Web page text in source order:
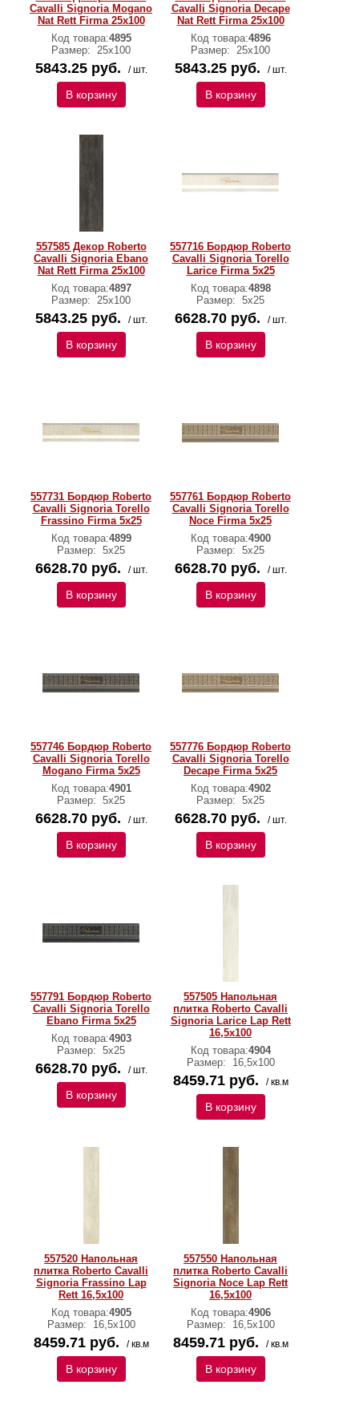
Cavalli Signoria Mogano
Nat Rett Firma 25x100
Код товара:4895
Размер: 25x100
5843.25 руб. / шт.
В корзину
Cavalli Signoria Decape
Nat Rett Firma 25x100
Код товара:4896
Размер: 25x100
5843.25 руб. / шт.
В корзину
557585 Декор Roberto
Cavalli Signoria Ebano
Nat Rett Firma 25x100
Код товара:4897
Размер: 25x100
5843.25 руб. / шт.
В корзину
557716 Бордюр Roberto
Cavalli Signoria Torello
Larice Firma 5x25
Код товара:4898
Размер: 5x25
6628.70 руб. / шт.
В корзину
557731 Бордюр Roberto
Cavalli Signoria Torello
Frassino Firma 5x25
Код товара:4899
Размер: 5x25
6628.70 руб. / шт.
В корзину
557761 Бордюр Roberto
Cavalli Signoria Torello
Noce Firma 5x25
Код товара:4900
Размер: 5x25
6628.70 руб. / шт.
В корзину
557746 Бордюр Roberto
Cavalli Signoria Torello
Mogano Firma 5x25
Код товара:4901
Размер: 5x25
6628.70 руб. / шт.
В корзину
557776 Бордюр Roberto
Cavalli Signoria Torello
Decape Firma 5x25
Код товара:4902
Размер: 5x25
6628.70 руб. / шт.
В корзину
557791 Бордюр Roberto
Cavalli Signoria Torello
Ebano Firma 5x25
Код товара:4903
Размер: 5x25
6628.70 руб. / шт.
В корзину
557505 Напольная
плитка Roberto Cavalli
Signoria Larice Lap Rett
16,5x100
Код товара:4904
Размер:
16,5x100
8459.71 руб. / кв.м
В корзину
557520 Напольная
плитка Roberto Cavalli
Signoria Frassino Lap
Rett 16,5x100
Код товара:4905
Размер:
16,5x100
8459.71 руб. / кв.м
В корзину
557550 Напольная
плитка Roberto Cavalli
Signoria Noce Lap Rett
16,5x100
Код товара:4906
Размер:
16,5x100
8459.71 руб. / кв.м
В корзину